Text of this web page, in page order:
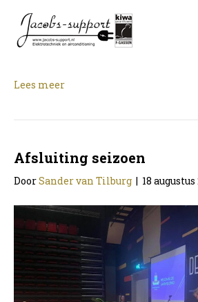
Lees meer
Afsluiting seizoen
DoorSander van Tilburg | 18 augustus